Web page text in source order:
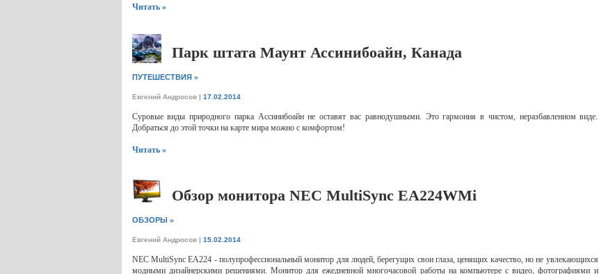
Читать »
Парк штата Маунт Ассинибоайн, Канада
ПУТЕШЕСТВИЯ»
Евгений Андросов| 17.02.2014
Суровые виды природного парка Ассинибоайн не оставят вас равнодушными. Это гармония в чистом, неразбавленном виде.
Добраться до этой точки на карте мира можно с комфортом!
Читать »
Обзор монитора NEC MultiSync EA224WMi
ОБЗОРЫ »
Евгений Андросов| 15.02.2014
NEC MultiSync EA224 - полупрофессиональный монитор для людей, берегущих свои глаза, ценящих качество, но не увлекающихся
модными дизайнерскими решениями. Монитор для ежедневной многочасовой работы на компьютере с видео, фотографиями и